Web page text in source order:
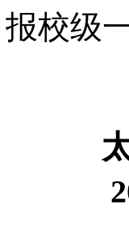
校级